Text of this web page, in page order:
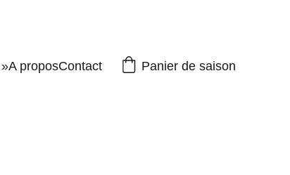
A proposContact Panier de saison